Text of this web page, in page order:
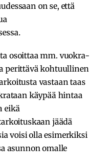
on se, että
osoittaa mm. vuokra-
perittävä kohtuullinen
vastaan taas
käypää hintaa
eikä
jäädä
voisi olla esimerkiksi
asunnon omalle